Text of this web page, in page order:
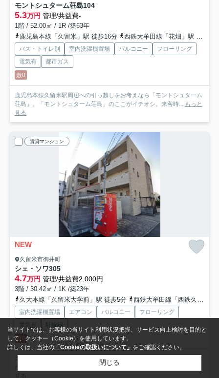
モントシュターム荘島104
5.3万円 管理/共益費-
1階 / 52.00㎡ / 1R /築63年
鹿児島本線「久留米」駅 徒歩16分
西鉄大牟田線「花畑」駅 徒歩17分
バス・トイレ別 室内洗濯機置場 バルコニー
フローリング
電気有
都市ガス
敷0
鹿児島本線久留米駅周辺への引っ越しをお考えなら「モントシュターム
荘島」。「モントシュターム荘島」のここがイチオシ。来客時...
もっと
見る
賃貸マンション
NEW
久留米市御井町
シェ・ソワ305
4.7万円 管理/共益費2,000円
3階 / 30.42㎡ / 1K /築23年
久大本線「久留米大学前」駅 徒歩5分
西鉄大牟田線「西鉄久留米」駅 徒歩19分
室内洗濯機置場 エアコン バルコニー
フローリング
電気有
駐輪場
敷0
久留米市エリアでの住まいなら、住み心地も快適な「シェ・ソワ」はい
かがでしょうか。徒歩4分歩けば御井町郵便局があります。セ...
見る
当サイトでは、お客様の当サイト利用状況把握、サービス向上検討を目的と
して、クッキー（Cookie）を使用しています。
詳しくは、当社の 「Cookieの取扱いについて」 をご確認ください。
閉じる